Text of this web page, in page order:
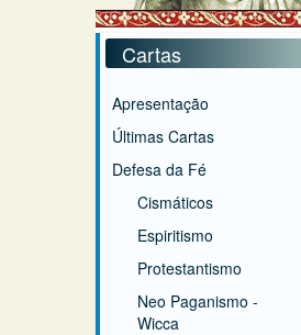
Cartas
Apresentação
Últimas Cartas
Defesa da Fé
Cismáticos
Espiritismo
Protestantismo
Neo Paganismo -
Wicca